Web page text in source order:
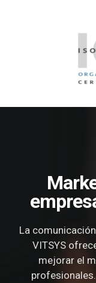
La
VITSYS
mejorar el
profesionales.